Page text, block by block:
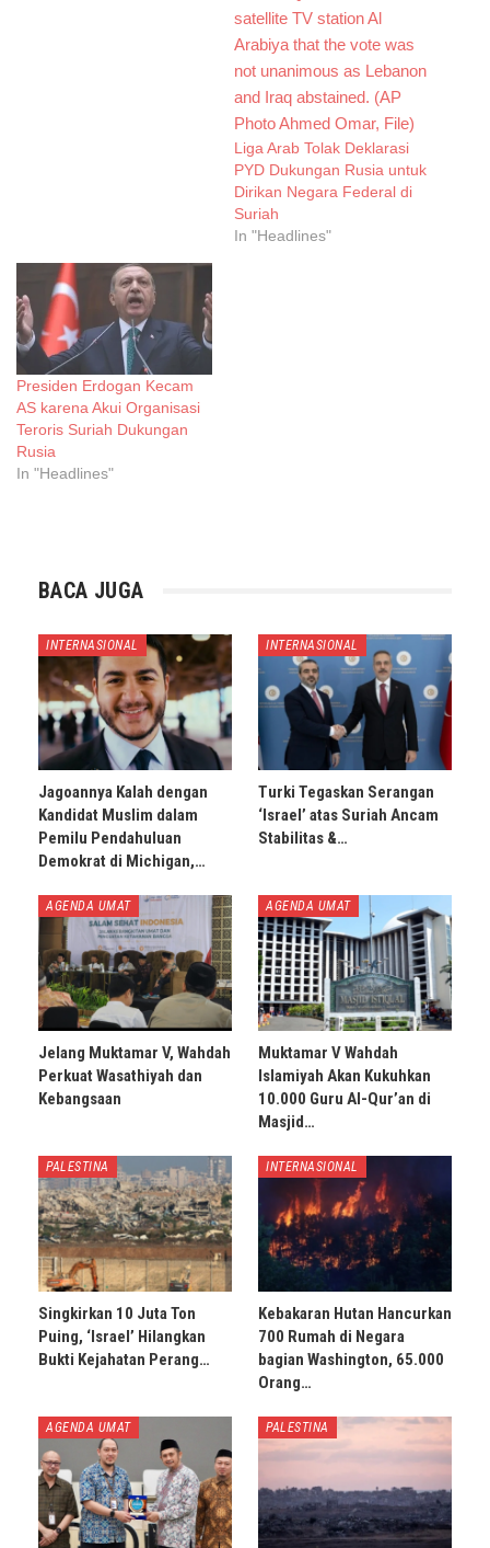
Liga Arab Tolak Deklarasi
PYD Dukungan Rusia untuk
Dirikan Negara Federal di
Suriah
In "Headlines"
Presiden Erdogan Kecam
AS karena Akui Organisasi
Teroris Suriah Dukungan
Rusia
In "Headlines"
BACA JUGA
INTERNASIONAL
Jagoannya Kalah dengan
Kandidat Muslim dalam
Pemilu Pendahuluan
Demokrat di Michigan,…
INTERNASIONAL
Turki Tegaskan Serangan
‘Israel’ atas Suriah Ancam
Stabilitas &…
AGENDA UMAT
Jelang Muktamar V, Wahdah
Perkuat Wasathiyah dan
Kebangsaan
AGENDA UMAT
Muktamar V Wahdah
Islamiyah Akan Kukuhkan
10.000 Guru Al-Qur’an di
Masjid…
PALESTINA
Singkirkan 10 Juta Ton
Puing, ‘Israel’ Hilangkan
Bukti Kejahatan Perang…
INTERNASIONAL
Kebakaran Hutan Hancurkan
700 Rumah di Negara
bagian Washington, 65.000
Orang…
AGENDA UMAT PALESTINA